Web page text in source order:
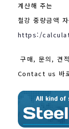
계산해 주는
철강 중량금액
https:/
구매, 문의, 견
Contact us 바